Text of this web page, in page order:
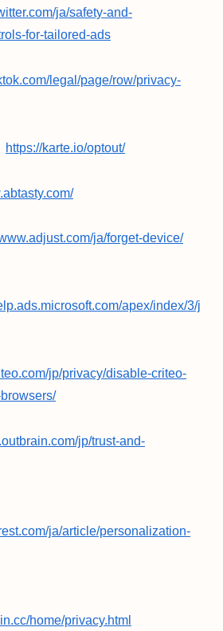
ja/safety-and-
for-tailored-ads
legal/page/row/privacy-
https://karte.io/optout/
ja/forget-device/
apex/index/3/j
jp/privacy/disable-criteo-
jp/trust-and-
ja/article/personalization-
home/privacy.html